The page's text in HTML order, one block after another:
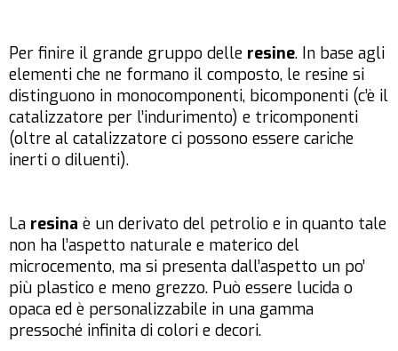
Per finire il grande gruppo delle resine. In base agli
elementi che ne formano il composto, le resine si
distinguono in monocomponenti, bicomponenti (c’è il
catalizzatore per l’indurimento) e tricomponenti
(oltre al catalizzatore ci possono essere cariche
inerti o diluenti).
La resina è un derivato del petrolio e in quanto tale
non ha l’aspetto naturale e materico del
microcemento, ma si presenta dall’aspetto un po’
più plastico e meno grezzo. Può essere lucida o
opaca ed è personalizzabile in una gamma
pressoché infinita di colori e decori.